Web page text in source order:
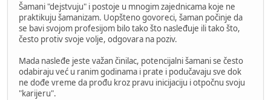
Šamani "dejstvuju" i postoje u mnogim zajednicama koje ne
praktikuju šamanizam. Uopšteno govoreci, šaman počinje da
se bavi svojom profesijom bilo tako što nasleđuje ili tako što,
često protiv svoje volje, odgovara na poziv.
Mada nasleđe jeste važan činilac, potencijalni šamani se često
odabiraju već u ranim godinama i prate i podučavaju sve dok
ne dođe vreme da prođu kroz pravu inicijaciju i otpočnu svoju
"karijeru".